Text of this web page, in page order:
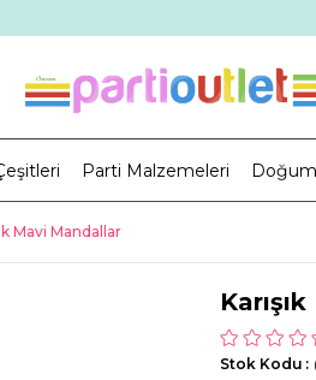
Parti Malzemeleri
Mavi Mandallar
Stok Kodu